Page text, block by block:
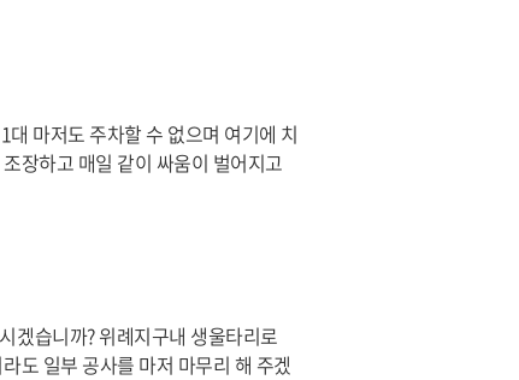
마저도 주차할 수 없으며 여기에 치
장하고 매일 같이 싸움이 벌어지고
겠습니까? 위례지구내 생울타리로
도 일부 공사를 마저 마무리 해 주겠